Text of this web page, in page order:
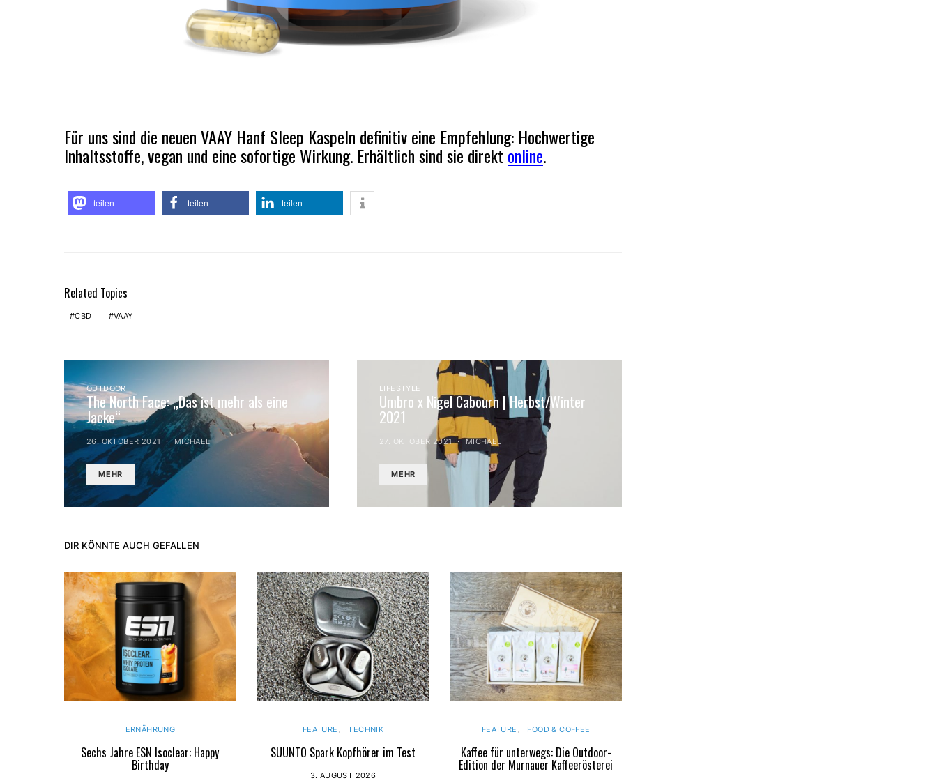
Für uns sind die neuen VAAY Hanf Sleep Kaspeln definitiv eine Empfehlung: Hochwertige
Inhaltsstoffe, vegan und eine sofortige Wirkung. Erhältlich sind sie direktonline.
teilen teilen teilen
Related Topics
CBD VAAY
OUTDOOR
The North Face: „Das ist mehr als eine
Jacke“
26. OKTOBER 2021 MICHAEL
MEHR
LIFESTYLE
Umbro x Nigel Cabourn | Herbst/Winter
2021
27. OKTOBER 2021 MICHAEL
MEHR
DIR KÖNNTE AUCH GEFALLEN
ERNÄHRUNG
Sechs Jahre ESN Isoclear: Happy
Birthday
FEATURE TECHNIK
SUUNTO Spark Kopfhörer im Test
3. AUGUST 2026
FEATURE FOOD & COFFEE
Kaffee für unterwegs: Die Outdoor-
Edition der Murnauer Kaffeerösterei